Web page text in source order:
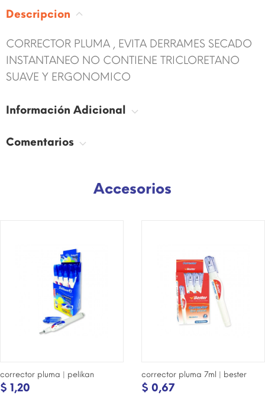
Descripcion
CORRECTOR PLUMA , EVITA DERRAMES SECADO
INSTANTANEO NO CONTIENE TRICLORETANO
SUAVE Y ERGONOMICO
Información Adicional
Comentarios
Accesorios
corrector pluma | pelikan
$ 1,20
corrector pluma 7ml | bester
$ 0,67